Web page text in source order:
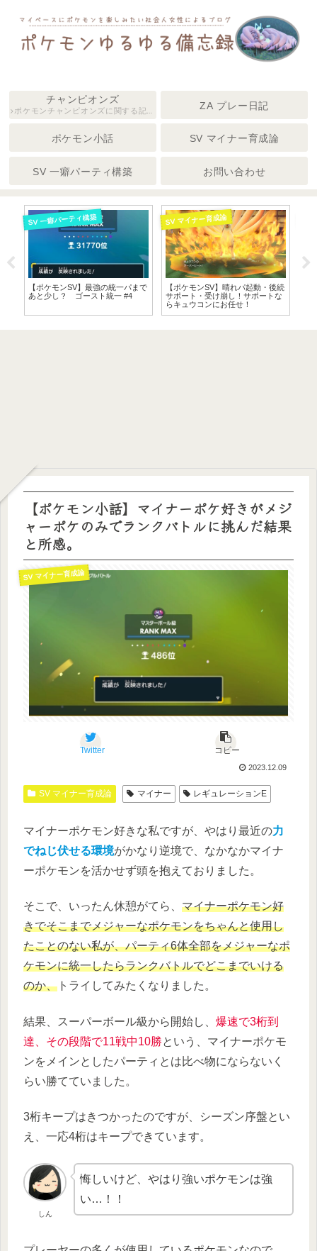
チャンピオンズ
ポケモンチャンピオンズに関する記事
ZA プレー日記
ポケモン小話 SV マイナー育成論
SV 一癖パーティ構築 お問い合わせ
SV 一癖パーティ構築
【ポケモンSV】最強の統一パまで
あと少し？ ゴースト統一 #4
SV マイナー育成論
【ポケモンSV】晴れパ起動・後続
サポート・受け崩し！サポートな
らキュウコンにお任せ！
【ポケモン小話】マイナーポケ好きがメジ
ャーポケのみでランクバトルに挑んだ結果
と所感。
SV マイナー育成論
Twitter コピー
2023.12.09
SV マイナー育成論 マイナー レギュレーションE
マイナーポケモン好きな私ですが、やはり最近の力
でねじ伏せる環境がかなり逆境で、なかなかマイナ
ーポケモンを活かせず頭を抱えておりました。
そこで、いったん休憩がてら、 マイナーポケモン好
きでそこまでメジャーなポケモンをちゃんと使用し
たことのない私が、パーティ6体全部をメジャーなポ
ケモンに統一したらランクバトルでどこまでいける
のか、 トライしてみたくなりました。
結果、スーパーボール級から開始し、 爆速で3桁到
達、その段階で11戦中10勝という、マイナーポケモ
ンをメインとしたパーティとは比べ物にならないく
らい勝てていました。
3桁キープはきつかったのですが、シーズン序盤とい
え、一応4桁はキープできています。
しん
悔しいけど、やはり強いポケモンは強
い…！！